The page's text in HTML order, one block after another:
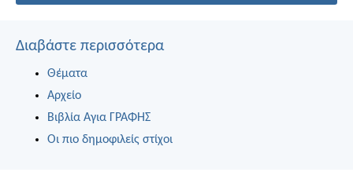
Διαβάστε περισσότερα
Θέματα
Αρχείο
Βιβλία Αγια ΓΡΑΦΗΣ
Οι πιο δημοφιλείς στίχοι